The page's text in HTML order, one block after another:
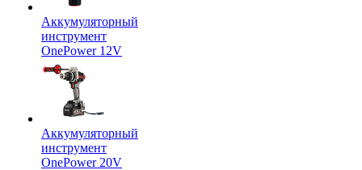
Аккумуляторный
инструмент
OnePower 12V
Аккумуляторный
инструмент
OnePower 20V